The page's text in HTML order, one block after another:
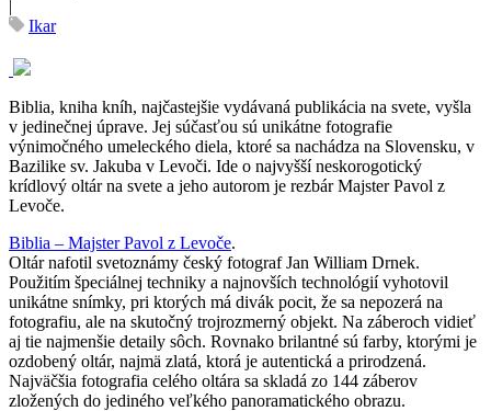
|
Ikar
Biblia, kniha kníh, najčastejšie vydávaná publikácia na svete, vyšla
v jedinečnej úprave. Jej súčasťou sú unikátne fotografie
výnimočného umeleckého diela, ktoré sa nachádza na Slovensku, v
Bazilike sv. Jakuba v Levoči. Ide o najvyšší neskorogotický
krídlový oltár na svete a jeho autorom je rezbár Majster Pavol z
Levoče.
Biblia – Majster Pavol z Levoče.
Oltár nafotil svetoznámy český fotograf Jan William Drnek.
Použitím špeciálnej techniky a najnovších technológií vyhotovil
unikátne snímky, pri ktorých má divák pocit, že sa nepozerá na
fotografiu, ale na skutočný trojrozmerný objekt. Na záberoch vidieť
aj tie najmenšie detaily sôch. Rovnako brilantné sú farby, ktorými je
ozdobený oltár, najmä zlatá, ktorá je autentická a prirodzená.
Najväčšia fotografia celého oltára sa skladá zo 144 záberov
zložených do jediného veľkého panoramatického obrazu.